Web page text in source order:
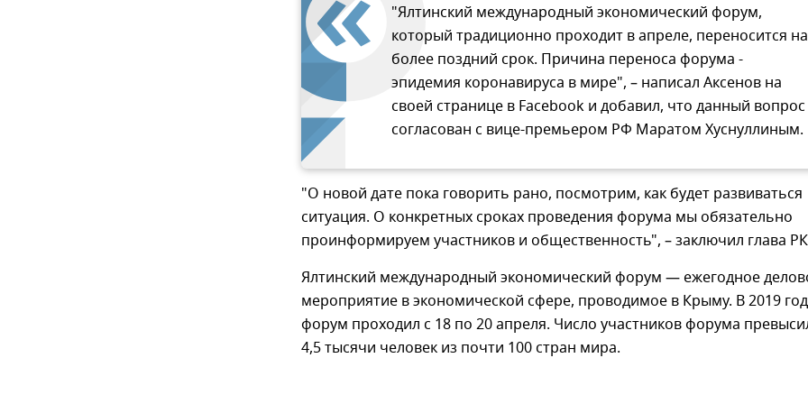
"Ялтинский международный экономический форум,
который традиционно проходит в апреле, переносится на
более поздний срок. Причина переноса форума -
эпидемия коронавируса в мире", – написал Аксенов на
своей странице в Facebook и добавил, что данный вопрос
согласован с вице-премьером РФ Маратом Хуснуллиным.
"О новой дате пока говорить рано, посмотрим, как будет развиваться
ситуация. О конкретных сроках проведения форума мы обязательно
проинформируем участников и общественность", – заключил глава
Ялтинский международный экономический форум — ежегодное
мероприятие в экономической сфере, проводимое в Крыму. В 2019
форум проходил с 18 по 20 апреля. Число участников форума
4,5 тысячи человек из почти 100 стран мира.